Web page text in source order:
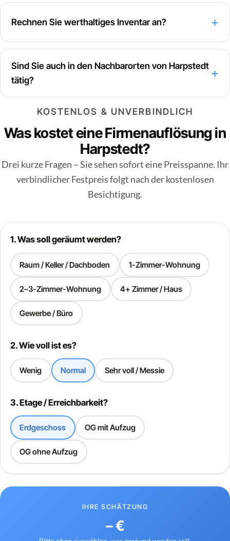
Rechnen Sie werthaltiges Inventar an?
Sind Sie auch in den Nachbarorten von Harpstedt
tätig?
KOSTENLOS & UNVERBINDLICH
Was kostet eine Firmenauflösung in
Harpstedt?
Drei kurze Fragen – Sie sehen sofort eine Preisspanne. Ihr
verbindlicher Festpreis folgt nach der kostenlosen
Besichtigung.
1. Was soll geräumt werden?
Raum / Keller / Dachboden 1-Zimmer-Wohnung
2–3-Zimmer-Wohnung 4+ Zimmer / Haus
Gewerbe / Büro
2. Wie voll ist es?
Wenig Normal Sehr voll / Messie
3. Etage / Erreichbarkeit?
Erdgeschoss OG mit Aufzug
OG ohne Aufzug
IHRE SCHÄTZUNG
– €